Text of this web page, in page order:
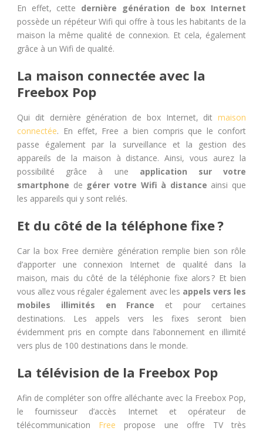
En effet, cette dernière génération de box Internet
possède un répéteur Wifi qui offre à tous les habitants de la
maison la même qualité de connexion. Et cela, également
grâce à un Wifi de qualité.
La maison connectée avec la
Freebox Pop
Qui dit dernière génération de box Internet, dit maison
connectée. En effet, Free a bien compris que le confort
passe également par la surveillance et la gestion des
appareils de la maison à distance. Ainsi, vous aurez la
possibilité grâce à une application sur votre
smartphone de gérer votre Wifi à distance ainsi que
les appareils qui y sont reliés.
Et du côté de la téléphone fixe ?
Car la box Free dernière génération remplie bien son rôle
d’apporter une connexion Internet de qualité dans la
maison, mais du côté de la téléphonie fixe alors ? Et bien
vous allez vous régaler également avec les appels vers les
mobiles illimités en France et pour certaines
destinations. Les appels vers les fixes seront bien
évidemment pris en compte dans l’abonnement en illimité
vers plus de 100 destinations dans le monde.
La télévision de la Freebox Pop
Afin de compléter son offre alléchante avec la Freebox Pop,
le fournisseur d’accès Internet et opérateur de
télécommunication Free propose une offre TV très